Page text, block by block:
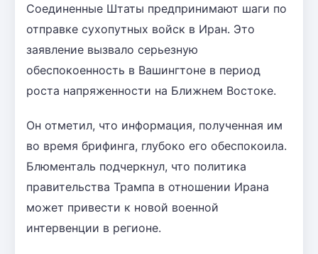
Соединенные Штаты предпринимают шаги по
отправке сухопутных войск в Иран. Это
заявление вызвало серьезную
обеспокоенность в Вашингтоне в период
роста напряженности на Ближнем Востоке.
Он отметил, что информация, полученная им
во время брифинга, глубоко его обеспокоила.
Блюменталь подчеркнул, что политика
правительства Трампа в отношении Ирана
может привести к новой военной
интервенции в регионе.